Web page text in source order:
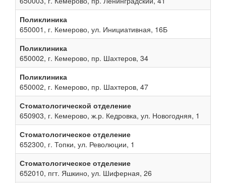
Поликлиника
650001, г. Кемерово, ул. Инициативная, 16Б
Поликлиника
650002, г. Кемерово, пр. Шахтеров, 34
Поликлиника
650002, г. Кемерово, пр. Шахтеров, 47
Стоматологической отделение
650903, г. Кемерово, ж.р. Кедровка, ул. Новогодняя, 1
Стоматологическое отделение
652300, г. Топки, ул. Революции, 1
Стоматологическое отделение
652010, пгт. Яшкино, ул. Шиферная, 26